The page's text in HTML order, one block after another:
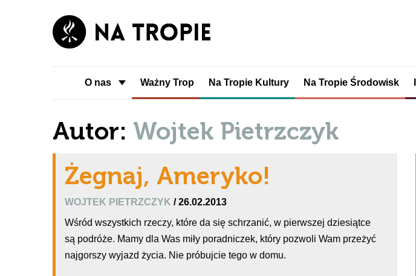
O nas Ważny Trop Na Tropie Kultury Na Tropie Środowisk
Autor: Wojtek Pietrzczyk
Żegnaj, Ameryko!
WOJTEK PIETRZCZYK / 26.02.2013
Wśród wszystkich rzeczy, które da się schrzanić, w pierwszej dziesiątce
są podróże. Mamy dla Was miły poradniczek, który pozwoli Wam przeżyć
najgorszy wyjazd życia. Nie próbujcie tego w domu.